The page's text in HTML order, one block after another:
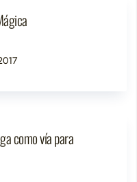
como vía para